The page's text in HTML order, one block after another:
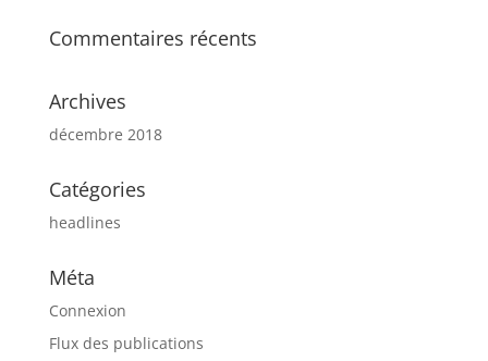
Commentaires récents
Archives
décembre 2018
Catégories
headlines
Méta
Connexion
Flux des publications